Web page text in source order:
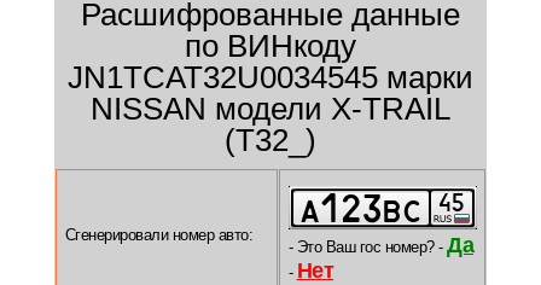
Расшифрованные данные
по ВИНкоду
JN1TCAT32U0034545 марки
NISSAN модели X-TRAIL
(T32_)
Сгенерировали номер авто:
- Это Ваш гос номер? - Да
- Нет